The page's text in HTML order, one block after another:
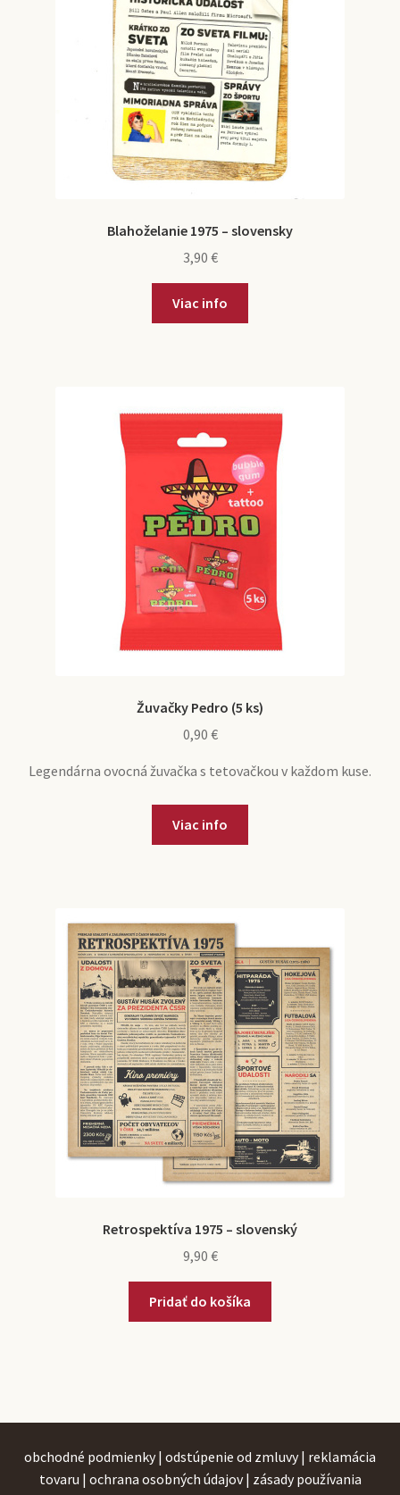
Blahoželanie 1975 – slovensky
3,90 €
Viac info
Žuvačky Pedro (5 ks)
0,90 €
Legendárna ovocná žuvačka s tetovačkou v každom kuse.
Viac info
Retrospektíva 1975 – slovenský
9,90 €
Pridať do košíka
obchodné podmienky | odstúpenie od zmluvy | reklamácia
tovaru | ochrana osobných údajov | zásady používania